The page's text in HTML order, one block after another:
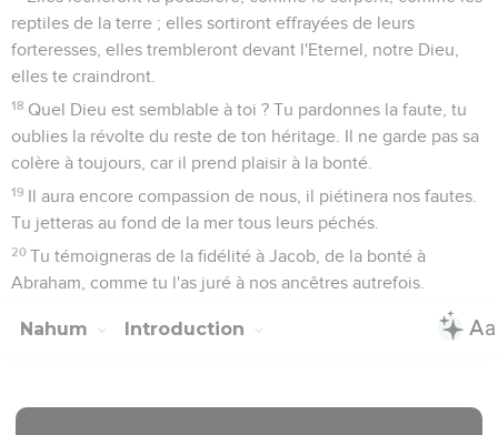
reptiles de la terre ; elles sortiront effrayées de leurs
forteresses, elles trembleront devant l'Eternel, notre Dieu,
elles te craindront.
18 Quel Dieu est semblable à toi ? Tu pardonnes la faute, tu
oublies la révolte du reste de ton héritage. Il ne garde pas sa
colère à toujours, car il prend plaisir à la bonté.
19 Il aura encore compassion de nous, il piétinera nos fautes.
Tu jetteras au fond de la mer tous leurs péchés.
20 Tu témoigneras de la fidélité à Jacob, de la bonté à
Abraham, comme tu l'as juré à nos ancêtres autrefois.
Nahum Introduction